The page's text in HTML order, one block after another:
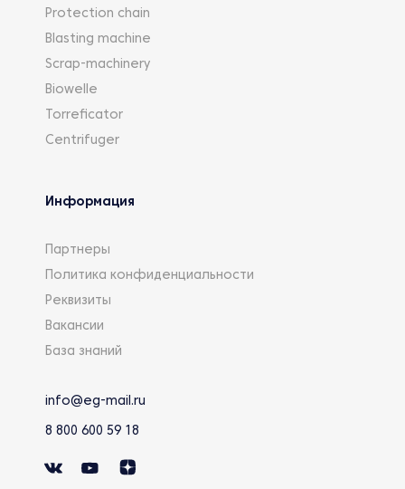
Protection chain
Blasting machine
Scrap-machinery
Biowelle
Torreficator
Centrifuger
Информация
Партнеры
Политика конфиденциальности
Реквизиты
Вакансии
База знаний
info@eg-mail.ru
8 800 600 59 18